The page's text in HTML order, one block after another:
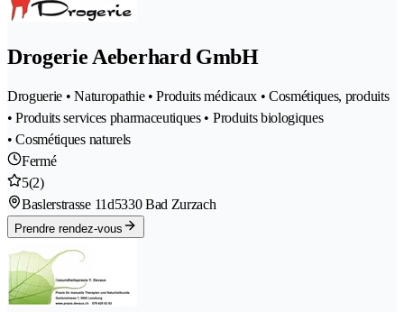
Drogerie Aeberhard GmbH
Droguerie • Naturopathie • Produits médicaux • Cosmétiques, produits
• Produits services pharmaceutiques • Produits biologiques
• Cosmétiques naturels
Fermé
5(2)
Baslerstrasse 11d5330 Bad Zurzach
Prendre rendez-vous